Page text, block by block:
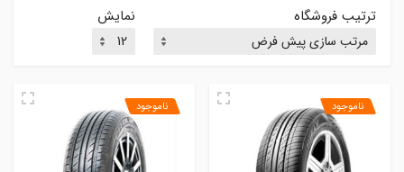
ترتیب فروشگاه
نمایش
ناموجود ناموجود